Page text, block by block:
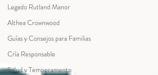
Legado Rutland Manor
Althea Crownwood
Guías y Consejos para Familias
Cría Responsable
Salud y Temperamento